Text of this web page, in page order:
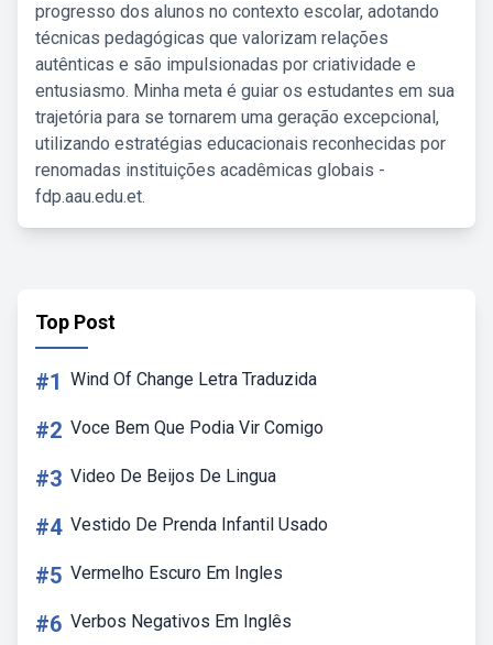
progresso dos alunos no contexto escolar, adotando
técnicas pedagógicas que valorizam relações
autênticas e são impulsionadas por criatividade e
entusiasmo. Minha meta é guiar os estudantes em sua
trajetória para se tornarem uma geração excepcional,
utilizando estratégias educacionais reconhecidas por
renomadas instituições acadêmicas globais -
fdp.aau.edu.et.
Top Post
#1 Wind Of Change Letra Traduzida
#2 Voce Bem Que Podia Vir Comigo
#3 Video De Beijos De Lingua
#4 Vestido De Prenda Infantil Usado
#5 Vermelho Escuro Em Ingles
#6 Verbos Negativos Em Inglês